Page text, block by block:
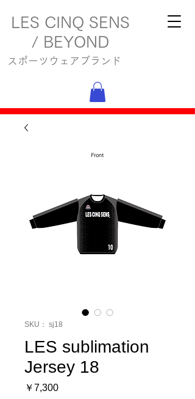
LES CINQ SENS
/ BEYOND
スポーツウェアブランド
SKU： sj18
LES sublimation
Jersey 18
￥7,300価